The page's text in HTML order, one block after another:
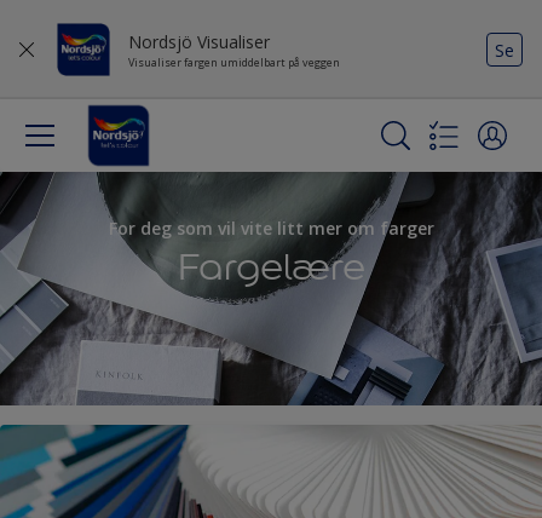
Nordsjö Visualiser
Visualiser fargen umiddelbart på veggen
Se
For deg som vil vite litt mer om farger
Fargelære